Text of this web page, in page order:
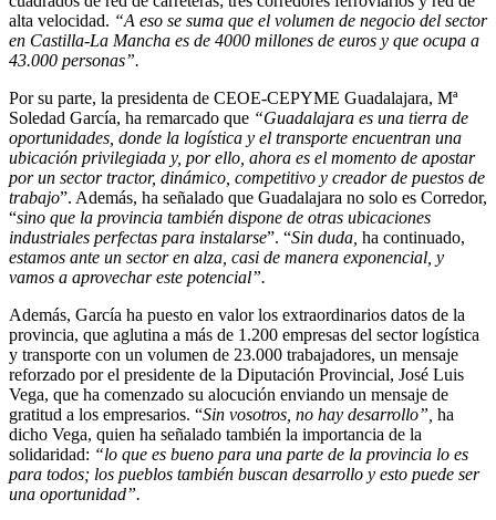
alta velocidad. “A eso se suma que el volumen de negocio del sector
en Castilla-La Mancha es de 4000 millones de euros y que ocupa a
43.000 personas”.
Por su parte, la presidenta de CEOE-CEPYME Guadalajara, Mª
Soledad García, ha remarcado que “Guadalajara es una tierra de
oportunidades, donde la logística y el transporte encuentran una
ubicación privilegiada y, por ello, ahora es el momento de apostar
por un sector tractor, dinámico, competitivo y creador de puestos de
trabajo”. Además, ha señalado que Guadalajara no solo es Corredor,
“sino que la provincia también dispone de otras ubicaciones
industriales perfectas para instalarse”. “Sin duda, ha continuado,
estamos ante un sectoren alza, casi de manera exponencial, y
vamos a aprovechar este potencial”.
Además, García ha puesto en valor los extraordinarios datos de la
provincia, que aglutina a más de 1.200 empresas del sector logística
y transporte con un volumen de 23.000 trabajadores, un mensaje
reforzado por el presidente de la Diputación Provincial, José Luis
Vega, que ha comenzado su alocución enviando un mensaje de
gratitud a los empresarios. “Sin vosotros, no hay desarrollo”, ha
dicho Vega, quien ha señalado también la importancia de la
solidaridad: “lo que es bueno para una parte de la provincia lo es
para todos; los pueblos también buscan desarrollo y esto puede ser
una oportunidad”.